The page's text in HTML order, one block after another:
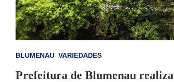
BLUMENAU VARIEDADES
Prefeitura de Blumenau